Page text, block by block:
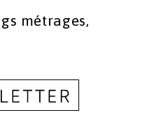
métrages,